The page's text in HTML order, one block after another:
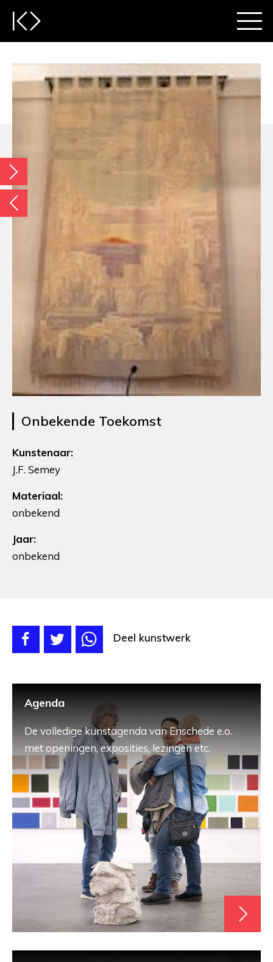
Onbekende Toekomst
Kunstenaar:
J.F. Semey
Materiaal:
onbekend
Jaar:
onbekend
Deel kunstwerk
Agenda
De volledige kunstagenda van Enschede e.o.
met openingen, exposities, lezingen etc.